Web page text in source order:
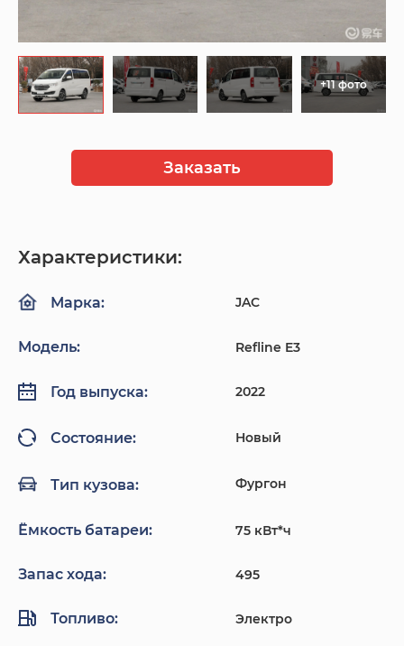
+11 фото
Заказать
Характеристики:
Марка: JAC
Модель: Refline E3
Год выпуска: 2022
Состояние: Новый
Тип кузова: Фургон
Ёмкость батареи: 75 кВт*ч
Запас хода: 495
Топливо: Электро